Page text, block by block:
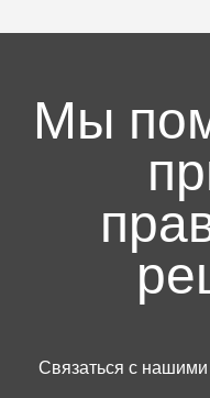
для оператора —
впечатляет своими
Андреаса Нуссбаума не
производства в Kimberly-
почти каждый бренд
Мы
Связаться с